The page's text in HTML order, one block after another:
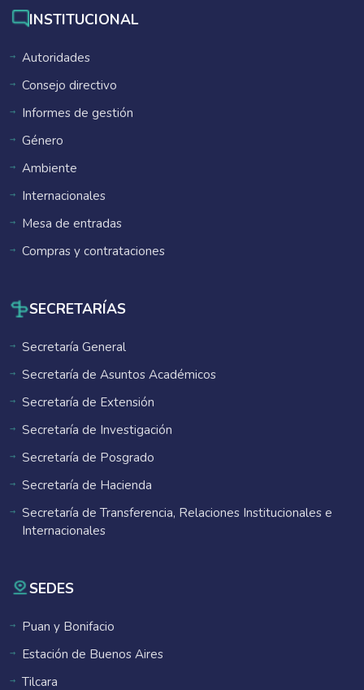
INSTITUCIONAL
Autoridades
Consejo directivo
Informes de gestión
Género
Ambiente
Internacionales
Mesa de entradas
Compras y contrataciones
SECRETARÍAS
Secretaría General
Secretaría de Asuntos Académicos
Secretaría de Extensión
Secretaría de Investigación
Secretaría de Posgrado
Secretaría de Hacienda
Secretaría de Transferencia, Relaciones Institucionales e
Internacionales
SEDES
Puan y Bonifacio
Estación de Buenos Aires
Tilcara